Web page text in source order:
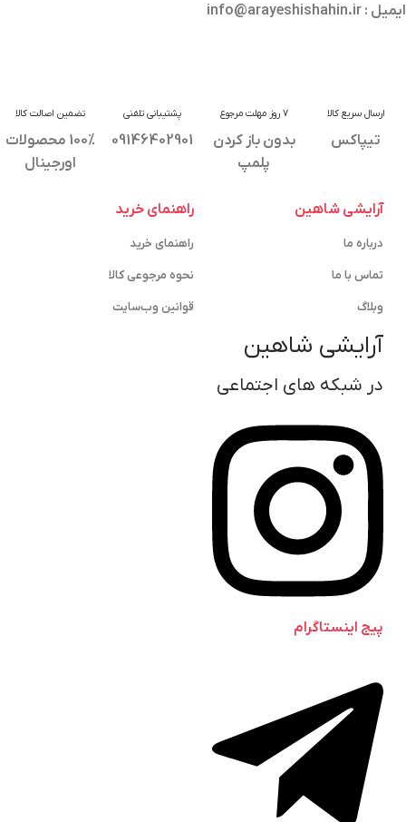
ایمیل : info@arayeshishahin.ir
ارسال سریع کالا
تیپاکس
7 روز مهلت مرجوع
بدون باز کردن
پلمپ
پشتیبانی تلفنی
09146402901
تضمین اصالت کالا
100% محصولات
اورجینال
آرایشی شاهین
درباره ما
تماس با ما
وبلاگ
آرایشی شاهین
در شبکه های اجتماعی
پیج اینستاگرام
راهنمای خرید
راهنمای خرید
نحوه مرجوعی کالا
قوانین وب‌سایت